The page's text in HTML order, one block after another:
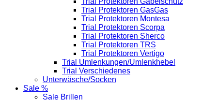
Trial Protektoren GasGas
Trial Protektoren Montesa
Trial Protektoren Scorpa
Trial Protektoren Sherco
Trial Protektoren TRS
Trial Protektoren Vertigo
Trial Umlenkungen/Umlenkhebel
Trial Verschiedenes
Unterwäsche/Socken
Sale %
Sale Brillen